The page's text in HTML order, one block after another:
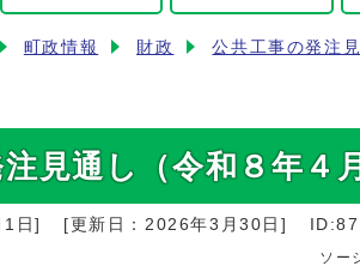
町政情報 財政 公共工事の発注
見通し（令和８年４
1日] [更新日：2026年3月30日]
ソー